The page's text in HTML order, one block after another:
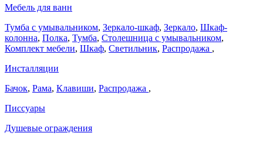
Мебель для ванн
Тумба с умывальником, Зеркало-шкаф, Зеркало, Шкаф-
колонна, Полка, Тумба, Столешница с умывальником,
Комплект мебели, Шкаф, Светильник, Распродажа ,
Инсталляции
Бачок, Рама, Клавиши, Распродажа ,
Писсуары
Душевые ограждения